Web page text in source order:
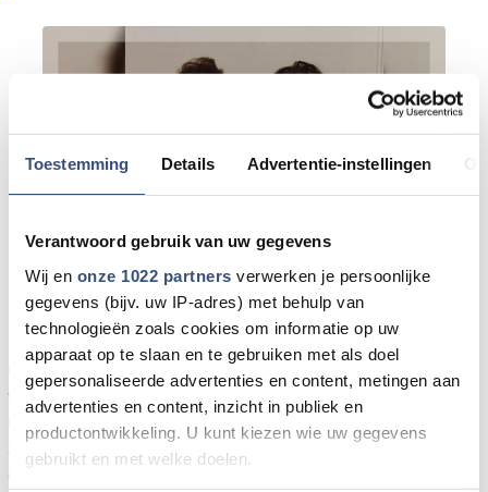
Toestemming Details Advertentie-instellingen
Verantwoord gebruik van uw gegevens
Wij en onze 1022 partners verwerken je persoonlijke
gegevens (bijv. uw IP-adres) met behulp van
technologieën zoals cookies om informatie op uw
apparaat op te slaan en te gebruiken met als doel
gepersonaliseerde advertenties en content, metingen aan
advertenties en content, inzicht in publiek en
productontwikkeling. U kunt kiezen wie uw gegevens
gebruikt en met welke doelen.
Ook tijdens de adventsweken zal er een Welkom-Dienst
worden gehouden in de Doopsgezinde Gemeente te
Ouddorp. Op zondag 21 december 2008, in de
avonddienst om 18:30 uur, zijn Diana Abspoel, hoboiste
en haar zus Josefien Abspoel, dwarsfluitiste te gast.